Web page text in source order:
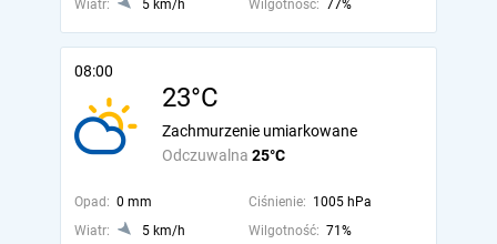
Wiatr: 5 km/h Wilgotność: 77%
08:00
23°C
Odczuwalna 25°C
Zachmurzenie umiarkowane
Opad: 0 mm Ciśnienie: 1005 hPa
Wiatr:
5 km/h Wilgotność: 71%